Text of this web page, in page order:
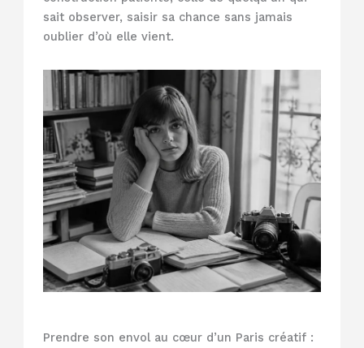
sait observer, saisir sa chance sans jamais
oublier d’où elle vient.
Prendre son envol au cœur d’un Paris créatif :